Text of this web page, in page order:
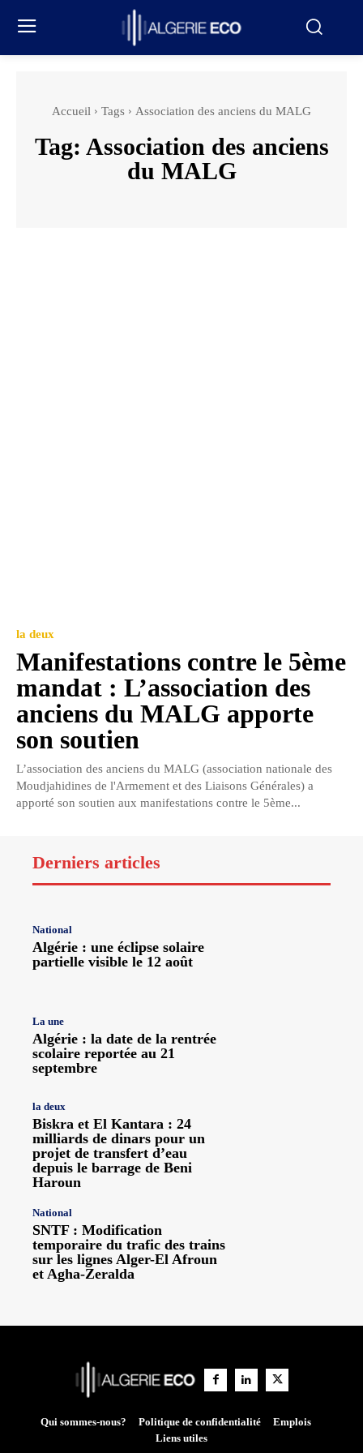
Accueil Tags Association des anciens du MALG
Tag: Association des anciens
du MALG
la deux
Manifestations contre le 5ème
mandat : L’association des
anciens du MALG apporte
son soutien
L’association des anciens du MALG (association nationale des
Moudjahidines de l'Armement et des Liaisons Générales) a
apporté son soutien aux manifestations contre le 5ème...
Derniers articles
National
Algérie : une éclipse solaire
partielle visible le 12 août
La une
Algérie : la date de la rentrée
scolaire reportée au 21
septembre
la deux
Biskra et El Kantara : 24
milliards de dinars pour un
projet de transfert d’eau
depuis le barrage de Beni
Haroun
National
SNTF : Modification
temporaire du trafic des trains
sur les lignes Alger-El Afroun
et Agha-Zeralda
Qui sommes-nous? Politique de confidentialité
Emplois
Liens utiles